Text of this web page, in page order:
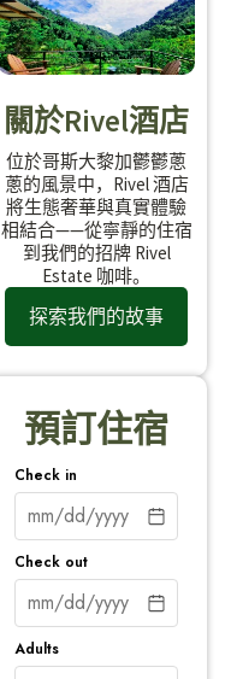
關於Rivel酒店
位於哥斯大黎加鬱鬱蔥
蔥的風景中，Rivel 酒店
將生態奢華與真實體驗
相結合——從寧靜的住宿
到我們的招牌 Rivel
Estate 咖啡。
探索我們的故事
預訂住宿
Check in
Check out
Adults